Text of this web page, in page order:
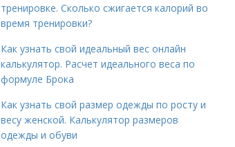
тренировке. Сколько сжигается калорий во
время тренировки?
Как узнать свой идеальный вес онлайн
калькулятор. Расчет идеального веса по
формуле Брока
Как узнать свой размер одежды по росту и
весу женской. Калькулятор размеров
одежды и обуви